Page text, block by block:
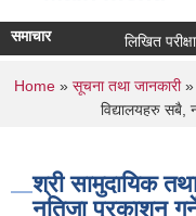
समाचार लिखित परीक्षाको
You are here
Home» सूचना तथा जानकारी»
विद्यालयहरु सबै,
श्री सामुदायिक
नतिजा प्रकाशन